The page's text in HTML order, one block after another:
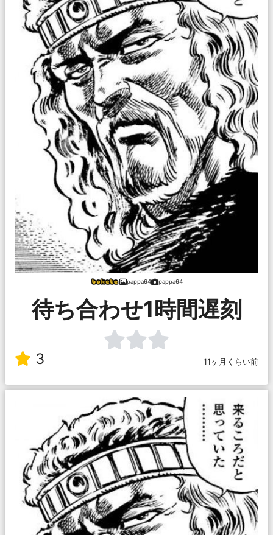
pappa64 pappa64
待ち合わせ1時間遅刻
3 11ヶ月くらい前